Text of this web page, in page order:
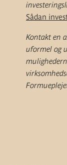
Sådan
Kontakt en
uformel og